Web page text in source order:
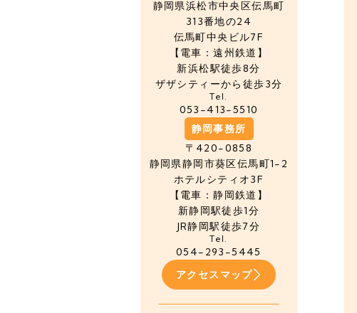
静岡県浜松市中央区伝馬町
313番地の24
伝馬町中央ビル7F
【電車：遠州鉄道】
新浜松駅徒歩8分
ザザシティーから徒歩3分
Tel.
053-413-5510
静岡事務所
〒420-0858
静岡県静岡市葵区伝馬町1-2
ホテルシティオ3F
【電車：静岡鉄道】
新静岡駅徒歩1分
JR静岡駅徒歩7分
Tel.
054-293-5445
アクセスマップ